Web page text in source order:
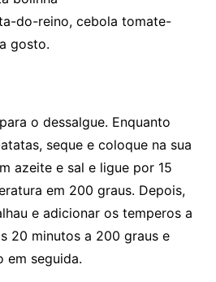
do-reino, cebola tomate-
gosto.
o dessalgue. Enquanto
seque e coloque na sua
azeite e sal e ligue por 15
em 200 graus. Depois,
e adicionar os temperos a
20 minutos a 200 graus e
em seguida.